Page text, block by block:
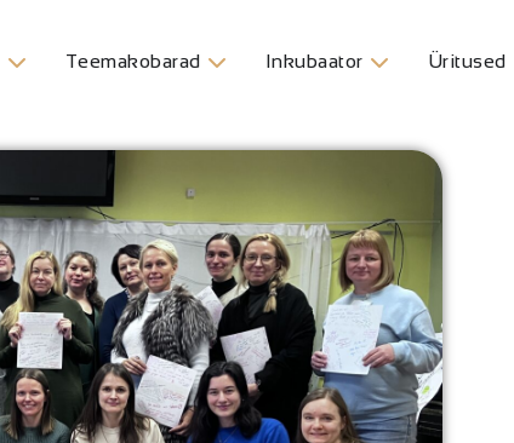
Teemakobarad Inkubaator Üritused